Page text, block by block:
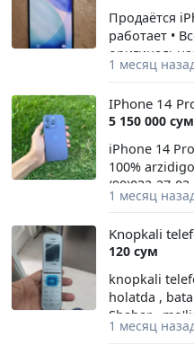
Продаётся
работает •
1 месяц
IPhone 14
5 150 000 сум
iPhone 14
100%
(90)032-27-02
1 месяц
Knopkali
120 сум
knopkali
holatda ,
Shahar ,
1 месяц